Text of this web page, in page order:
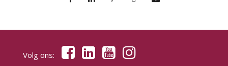
Volg ons: